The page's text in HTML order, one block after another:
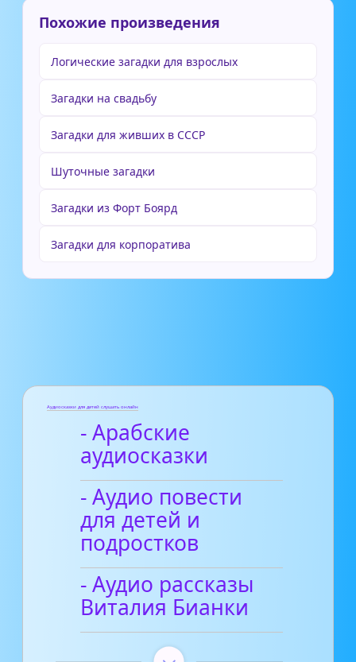
Похожие произведения
Логические загадки для взрослых
Загадки на свадьбу
Загадки для живших в СССР
Шуточные загадки
Загадки из Форт Боярд
Загадки для корпоратива
Аудиосказки для детей слушать онлайн
- Арабские
аудиосказки
- Аудио повести
для детей и
подростков
- Аудио рассказы
Виталия Бианки